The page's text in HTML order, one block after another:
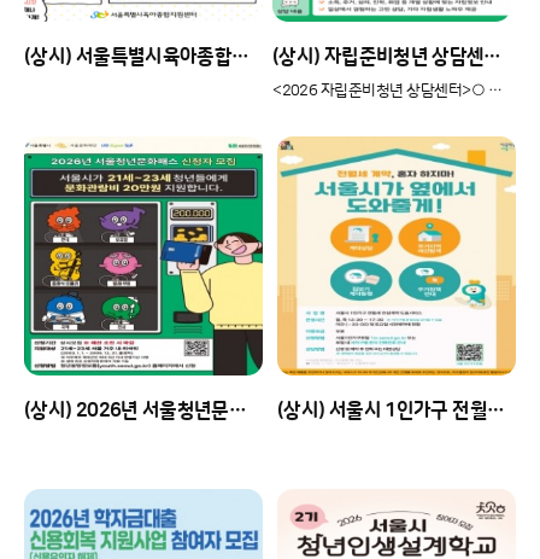
(상시) 서울특별시육아종합지원센터 양육코칭센터(서울시 영유아 양육자 대상 무료 상담지원) 안내 (상시) 자립준비청년 상담센터 1855-2455 안내
<2026 자립준비청년 상담센터>○ 사업명: ..
(상시) 2026년 서울청년문화패스 신청자 모집 (상시) 서울시 1인가구 전월세 안심계약 도움서비스